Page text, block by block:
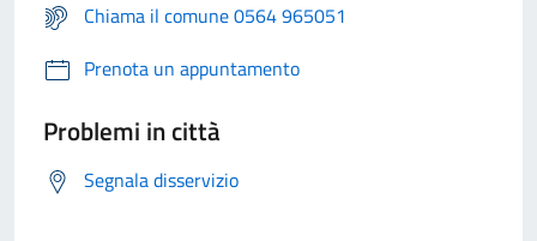
Chiama il comune 0564 965051
Prenota un appuntamento
Problemi in città
Segnala disservizio